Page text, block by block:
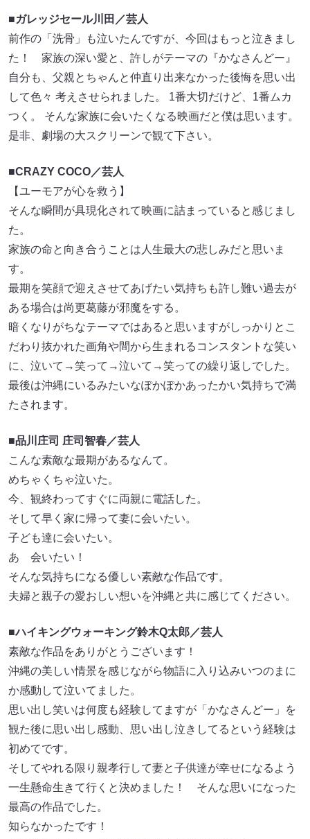
■ガレッジセール川田／芸人
前作の「洗骨」も泣いたんですが、今回はもっと泣きまし
た！ 家族の深い愛と、許しがテーマの『かなさんどー』
自分も、父親とちゃんと仲直り出来なかった後悔を思い出
して色々 考えさせられました。 1番大切だけど、1番ムカ
つく。 そんな家族に会いたくなる映画だと僕は思います。
是非、劇場の大スクリーンで観て下さい。
■CRAZY COCO／芸人
【ユーモアが心を救う】
そんな瞬間が具現化されて映画に詰まっていると感じまし
た。
家族の命と向き合うことは人生最大の悲しみだと思いま
す。
最期を笑顔で迎えさせてあげたい気持ちも許し難い過去が
ある場合は尚更葛藤が邪魔をする。
暗くなりがちなテーマではあると思いますがしっかりとこ
だわり抜かれた画角や間から生まれるコンスタントな笑い
に、泣いて→笑って→泣いて→笑っての繰り返しでした。
最後は沖縄にいるみたいなぽかぽかあったかい気持ちで満
たされます。
■品川庄司 庄司智春／芸人
こんな素敵な最期があるなんて。
めちゃくちゃ泣いた。
今、観終わってすぐに両親に電話した。
そして早く家に帰って妻に会いたい。
子ども達に会いたい。
あゝ会いたい！
そんな気持ちになる優しい素敵な作品です。
夫婦と親子の愛おしい想いを沖縄と共に感じてください。
■ハイキングウォーキング鈴木Q太郎／芸人
素敵な作品をありがとうございます！
沖縄の美しい情景を感じながら物語に入り込みいつのまに
か感動して泣いてました。
思い出し笑いは何度も経験してますが「かなさんどー」を
観た後に思い出し感動、思い出し泣きしてるという経験は
初めてです。
そしてやれる限り親孝行して妻と子供達が幸せになるよう
一生懸命生きて行くと決めました！ そんな思いになった
最高の作品でした。
知らなかったです！